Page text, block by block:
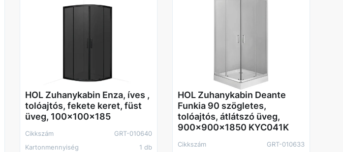
HOL Zuhanykabin Enza, íves ,
tolóajtós, fekete keret, füst
üveg, 100x100x185
Cikkszám
GRT-010640
Kartonmennyiség
1 db
HOL Zuhanykabin Deante
Funkia 90 szögletes,
tolóajtós, átlátszó üveg,
900x900x1850 KYC041K
Cikkszám
GRT-010633